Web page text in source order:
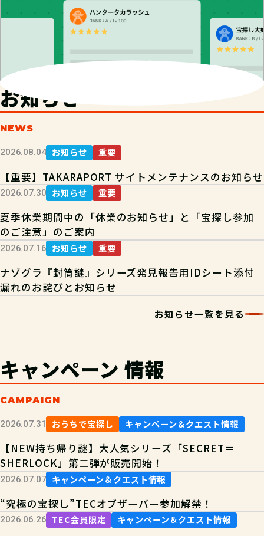
お知らせ
NEWS
2026.08.04 お知らせ 重要
【重要】TAKARAPORT サイトメンテナンスのお知らせ
2026.07.30 お知らせ 重要
夏季休業期間中の「休業のお知らせ」と「宝探し参加
のご注意」のご案内
2026.07.16 お知らせ 重要
ナゾグラ『封筒謎』シリーズ発見報告用IDシート添付
漏れのお詫びとお知らせ
お知らせ一覧を見る
キャンペーン 情報
CAMPAIGN
2026.07.31 おうちで宝探し キャンペーン＆クエスト情報
【NEW持ち帰り謎】大人気シリーズ「SECRET＝
SHERLOCK」第二弾が販売開始！
2026.07.07 キャンペーン＆クエスト情報
“究極の宝探し”TECオブザーバー参加解禁！
2026.06.26 TEC会員限定 キャンペーン＆クエスト情報